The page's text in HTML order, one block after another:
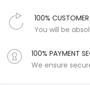
100%
You will be
100% PAYMENT
We ensure